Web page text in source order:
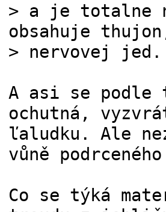
> a je totalne
obsahuje
> nervovej jed.
A asi se podle
ochutná,
ľaludku. Ale
vůně
Co se týká